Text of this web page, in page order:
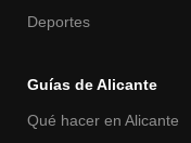
Deportes
Guías de Alicante
Qué hacer en Alicante